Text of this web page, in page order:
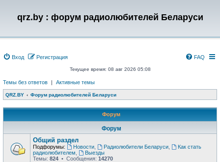
qrz.by : форум радиолюбителей Беларуси
Вход Регистрация FAQ
Текущее время: 08 авг 2026 05:08
Темы без ответов | Активные темы
QRZ.BY Форум радиолюбителей Беларуси
Форум
Форум
Общий раздел
Подфорумы: Новости, Радиолюбители Беларуси,
Как стать
радиолюбителем
Выезды
Темы: 824 • Сообщения: 14270